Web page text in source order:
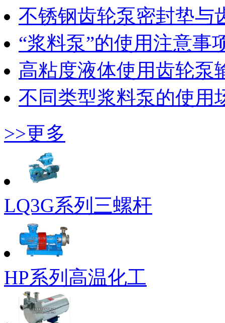
不锈钢齿轮泵密封垫与
“浆料泵”的使用注意事
高粘度液体使用齿轮泵
不同类型浆料泵的使用
>>更多
LQ3G系列三螺杆
HP系列高温化工